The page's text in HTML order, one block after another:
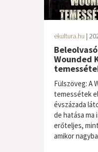
ekultura.hu |
Wounded
Fülszöveg: A
temessétek
évszázada
de hatása ma
erőteljes,
amikor